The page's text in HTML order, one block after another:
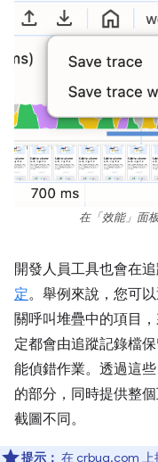
在「效能」面
開發人員工具也會在
定。舉例來說，您可
關呼叫堆疊中的項目
定都會由追蹤記錄檔
能偵錯作業。透過這
的部分，同時提供整
截圖不同。
提示： 在crbug.com 上